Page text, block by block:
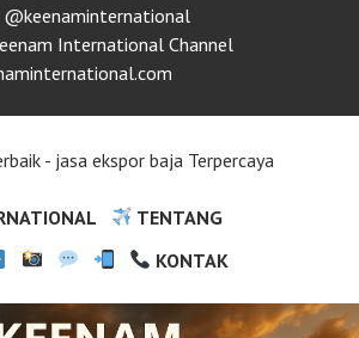
@keenaminternational
International Channel
- jasa ekspor baja Terpercaya
TENTANG
KONTAK